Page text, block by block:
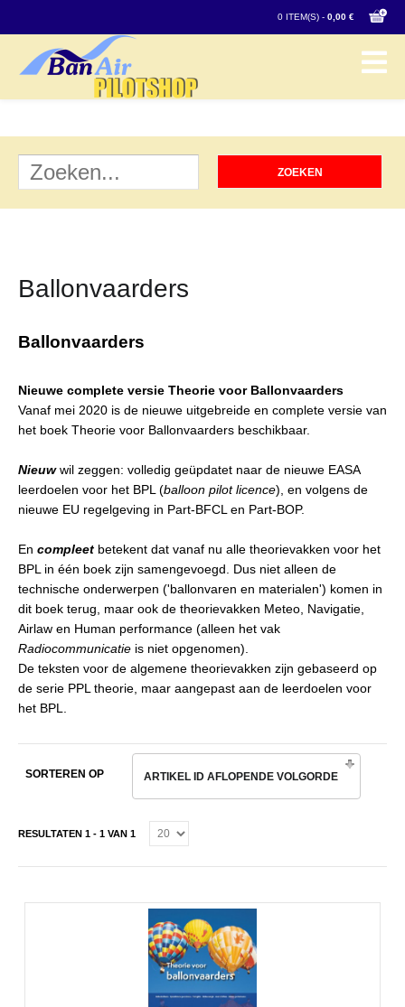
0 ITEM(S) - 0,00 €
Ballonvaarders
Ballonvaarders
Nieuwe complete versie Theorie voor Ballonvaarders
Vanaf mei 2020 is de nieuwe uitgebreide en complete versie van
het boek Theorie voor Ballonvaarders beschikbaar.
Nieuwwil zeggen: volledig geüpdatet naar de nieuwe EASA
leerdoelen voor het BPL (balloon pilot licence), en volgens de
nieuwe EU regelgeving in Part-BFCL en Part-BOP.
En compleet betekent dat vanaf nu alle theorievakken voor het
BPL in één boek zijn samengevoegd. Dus niet alleen de
technische onderwerpen ('ballonvaren en materialen') komen in
dit boek terug, maar ook de theorievakken Meteo, Navigatie,
Airlaw en Human performance (alleen het vak
Radiocommunicatie is niet opgenomen).
De teksten voor de algemene theorievakken zijn gebaseerd op
de serie PPL theorie, maar aangepast aan de leerdoelen voor
het BPL.
SORTEREN OP ARTIKEL ID AFLOPENDE VOLGORDE
RESULTATEN 1 - 1 VAN 1